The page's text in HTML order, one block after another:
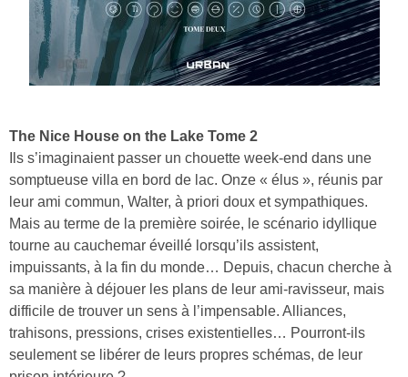
The Nice House on the Lake Tome 2
Ils s’imaginaient passer un chouette week-end dans une
somptueuse villa en bord de lac. Onze « élus », réunis par
leur ami commun, Walter, à priori doux et sympathiques.
Mais au terme de la première soirée, le scénario idyllique
tourne au cauchemar éveillé lorsqu’ils assistent,
impuissants, à la fin du monde… Depuis, chacun cherche à
sa manière à déjouer les plans de leur ami-ravisseur, mais
difficile de trouver un sens à l’impensable. Alliances,
trahisons, pressions, crises existentielles… Pourront-ils
seulement se libérer de leurs propres schémas, de leur